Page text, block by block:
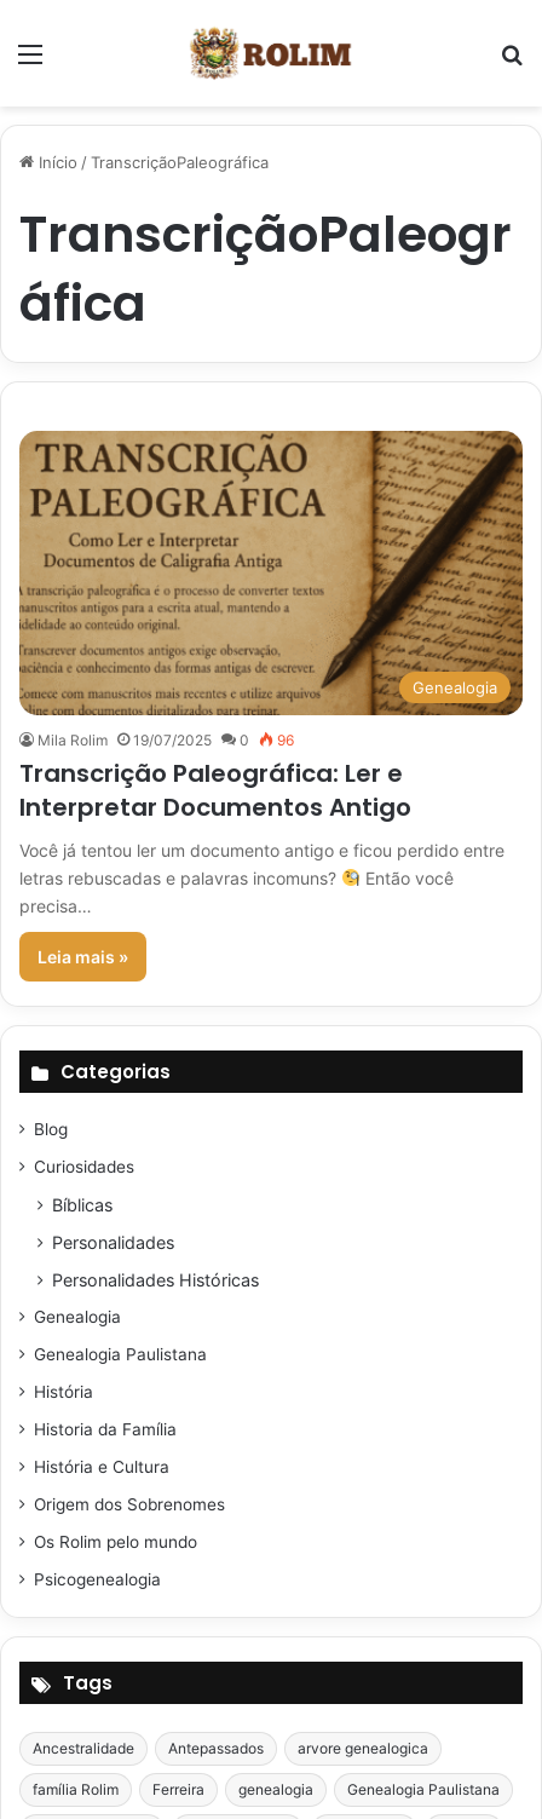
Início /TranscriçãoPaleográfica
TranscriçãoPaleogr
áfica
Genealogia
Mila Rolim 19/07/2025 0 96
Transcrição Paleográfica: Ler e
Interpretar Documentos Antigo
Você já tentou ler um documento antigo e ficou perdido entre
letras rebuscadas e palavras incomuns?
Então você
precisa…
Leia mais »
Categorias
Blog
Curiosidades
Bíblicas
Personalidades
Personalidades Históricas
Genealogia
Genealogia Paulistana
História
Historia da Família
História e Cultura
Origem dos Sobrenomes
Os Rolim pelo mundo
Psicogenealogia
Tags
Ancestralidade Antepassados arvore genealogica
família Rolim Ferreira genealogia Genealogia Paulistana